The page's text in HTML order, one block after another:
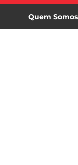
Quem Somos